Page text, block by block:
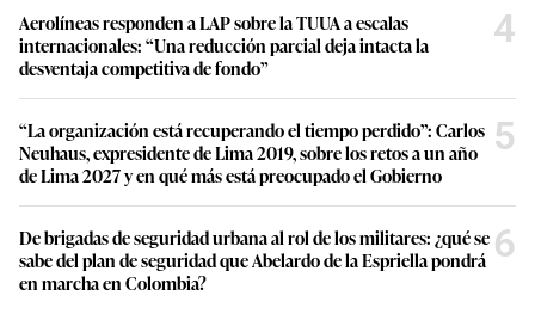
Aerolíneas responden a LAP sobre la TUUA a escalas
internacionales: “Una reducción parcial deja intacta la
desventaja competitiva de fondo”
4
“La organización está recuperando el tiempo perdido”: Carlos
Neuhaus, expresidente de Lima 2019, sobre los retos a un año
de Lima 2027 y en qué más está preocupado el Gobierno
5
De brigadas de seguridad urbana al rol de los militares: ¿qué se
sabe del plan de seguridad que Abelardo de la Espriella pondrá
en marcha en Colombia?
6